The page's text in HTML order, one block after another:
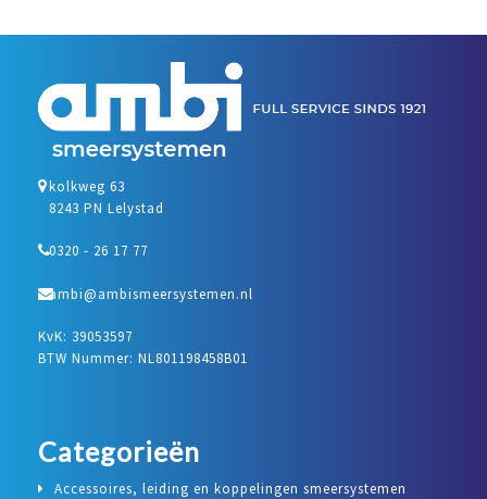
kolkweg 63
8243 PN Lelystad
0320 - 26 17 77
ambi@ambismeersystemen.nl
KvK: 39053597
BTW Nummer: NL801198458B01
Categorieën
Accessoires, leiding en koppelingen smeersystemen